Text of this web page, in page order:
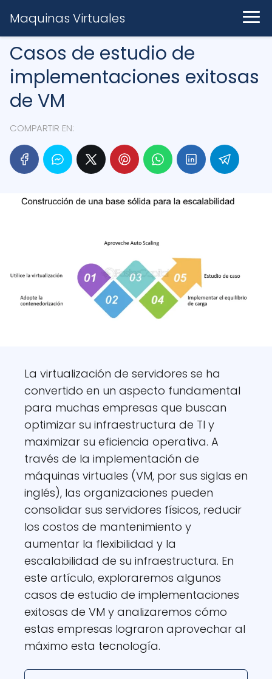
Maquinas Virtuales
Casos de estudio de
implementaciones exitosas
de VM
COMPARTIR EN:
La virtualización de servidores se ha
convertido en un aspecto fundamental
para muchas empresas que buscan
optimizar su infraestructura de TI y
maximizar su eficiencia operativa. A
través de la implementación de
máquinas virtuales (VM, por sus siglas en
inglés), las organizaciones pueden
consolidar sus servidores físicos, reducir
los costos de mantenimiento y
aumentar la flexibilidad y la
escalabilidad de su infraestructura. En
este artículo, exploraremos algunos
casos de estudio de implementaciones
exitosas de VM y analizaremos cómo
estas empresas lograron aprovechar al
máximo esta tecnología.